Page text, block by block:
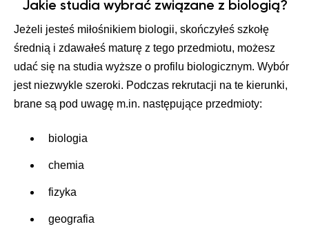
Jakie studia wybrać związane z biologią?
Jeżeli jesteś miłośnikiem biologii, skończyłeś szkołę
średnią i zdawałeś maturę z tego przedmiotu, możesz
udać się na studia wyższe o profilu biologicznym. Wybór
jest niezwykle szeroki. Podczas rekrutacji na te kierunki,
brane są pod uwagę m.in. następujące przedmioty:
biologia
chemia
fizyka
geografia